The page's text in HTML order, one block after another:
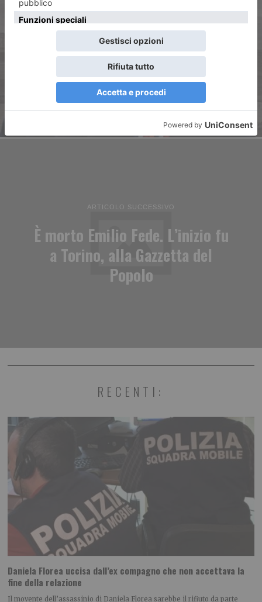
Le terre blu di Nico Orengo
ARTICOLO SUCCESSIVO
È morto Emilio Fede. L’inizio fu
a Torino, alla Gazzetta del
Popolo
RECENTI:
Daniela Florea uccisa dall’ex compagno che non accettava la
fine della relazione
Il movente dell’assassinio di Daniela Florea sarebbe il rifiuto da parte